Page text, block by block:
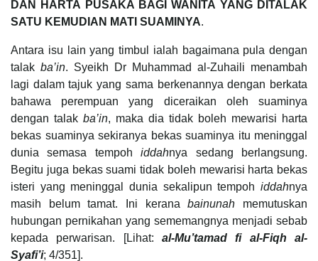
DAN HARTA PUSAKA BAGI WANITA YANG DITALAK
SATU KEMUDIAN MATI SUAMINYA.
Antara isu lain yang timbul ialah bagaimana pula dengan
talak ba’in. Syeikh Dr Muhammad al-Zuhaili menambah
lagi dalam tajuk yang sama berkenannya dengan berkata
bahawa perempuan yang diceraikan oleh suaminya
dengan talak ba’in, maka dia tidak boleh mewarisi harta
bekas suaminya sekiranya bekas suaminya itu meninggal
dunia semasa tempohiddahnya sedang berlangsung.
Begitu juga bekas suami tidak boleh mewarisi harta bekas
isteri yang meninggal dunia sekalipun tempoh iddahnya
masih belum tamat. Ini keranabainunah memutuskan
hubungan pernikahan yang sememangnya menjadi sebab
kepada perwarisan. [Lihat: al-Mu’tamad fi al-Fiqh al-
Syafi’i; 4/351].